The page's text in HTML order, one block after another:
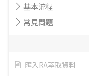
基本流程
常見問題
匯入RA萃取資料